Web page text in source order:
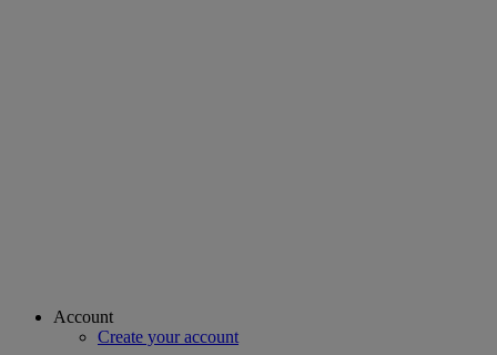
Account
Create your account